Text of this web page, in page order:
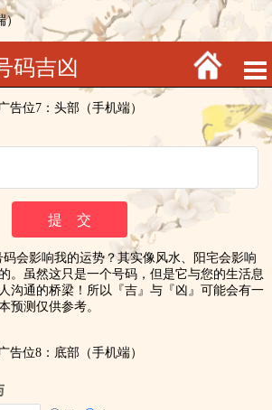
）
码吉凶
告位7：头部（手机端）
会影响我的运势？其实像风水、阳宅会影响
。虽然这只是一个号码，但是它与您的生活息
沟通的桥梁！所以『吉』与『凶』可能会有一
预测仅供参考。
告位8：底部（手机端）